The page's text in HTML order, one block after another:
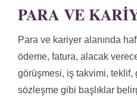
PARA VE
Para ve kariyer alanında
ödeme, fatura, alacak
görüşmesi, iş takvimi, teklif,
sözleşme gibi başlıklar